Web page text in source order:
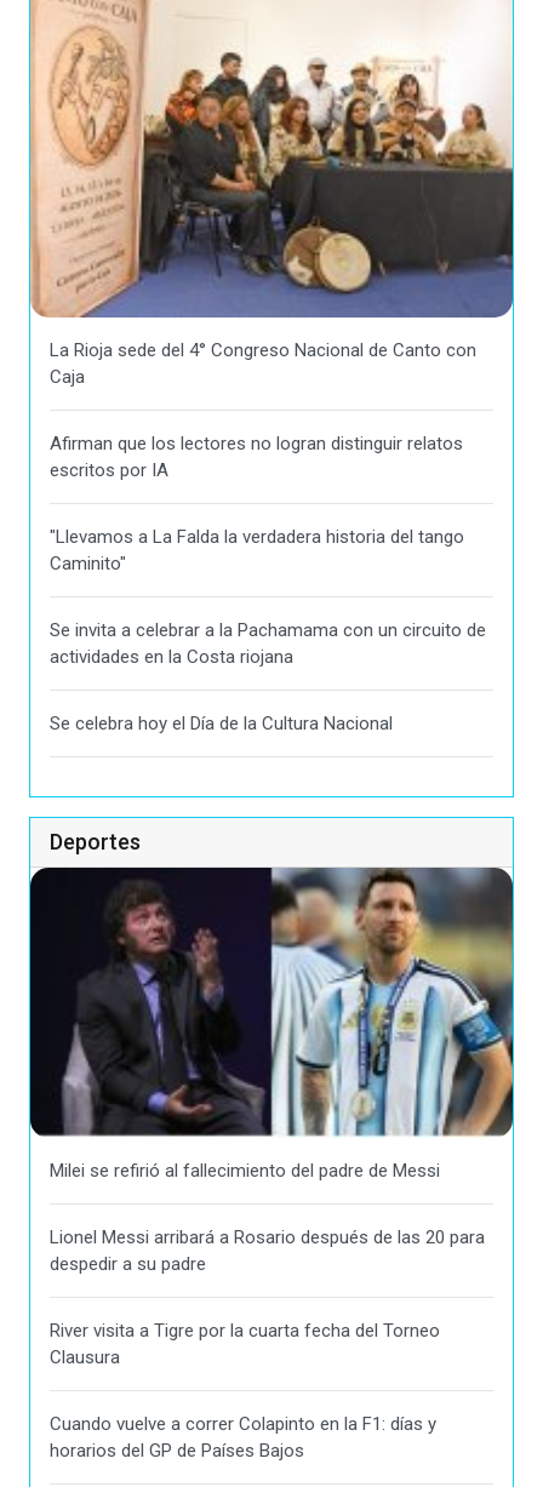
La Rioja sede del 4° Congreso Nacional de Canto con
Caja
Afirman que los lectores no logran distinguir relatos
escritos por IA
"Llevamos a La Falda la verdadera historia del tango
Caminito"
Se invita a celebrar a la Pachamama con un circuito de
actividades en la Costa riojana
Se celebra hoy el Día de la Cultura Nacional
Deportes
Milei se refirió al fallecimiento del padre de Messi
Lionel Messi arribará a Rosario después de las 20 para
despedir a su padre
River visita a Tigre por la cuarta fecha del Torneo
Clausura
Cuando vuelve a correr Colapinto en la F1: días y
horarios del GP de Países Bajos